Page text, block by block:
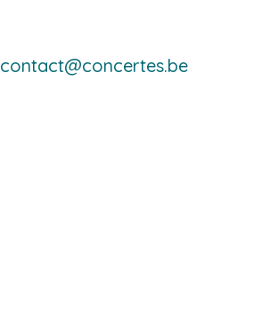
contact@concertes.be